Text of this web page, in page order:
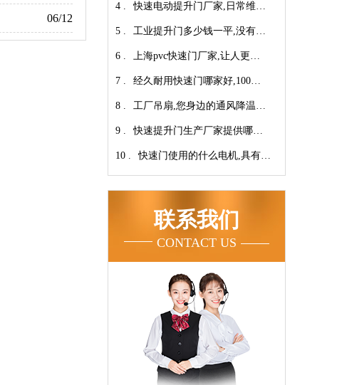
06/12
调吗?【广州奇翔】
4 . 快速电动提升门厂家,日常维保
小技巧！【广州奇翔】
5 . 工业提升门多少钱一平,没有中
间商差价放心选购【广州奇
翔】
6 . 上海pvc快速门厂家,让人更安
心-广州奇翔
7 . 经久耐用快速门哪家好,100万
次连续开启设计【广州奇翔】
8 . 工厂吊扇,您身边的通风降温专
家！【广州奇翔】
9 . 快速提升门生产厂家提供哪些
服务呢-广州奇翔
10 . 快速门使用的什么电机,具有快
联系我们
CONTACT US